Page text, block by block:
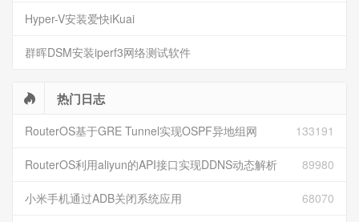
Hyper-V安装爱快iKuai
群晖DSM安装iperf3网络测试软件
热门日志
133191
RouterOS基于GRE Tunnel实现OSPF异地组网
89980
RouterOS利用aliyun的API接口实现DDNS动态解析
68070
小米手机通过ADB关闭系统应用